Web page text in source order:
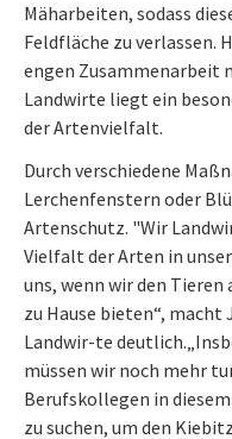
Mäharbeiten, sodass
Feldfläche zu verlassen.
engen Zusammenarbeit
Landwirte liegt ein
der Artenvielfalt.
Durch verschiedene
Lerchenfenstern oder
Artenschutz. "Wir
Vielfalt der Arten in
uns, wenn wir den Tieren
zu Hause bieten“, macht
Landwir-te
müssen wir noch mehr
Berufskollegen in
zu suchen, um den